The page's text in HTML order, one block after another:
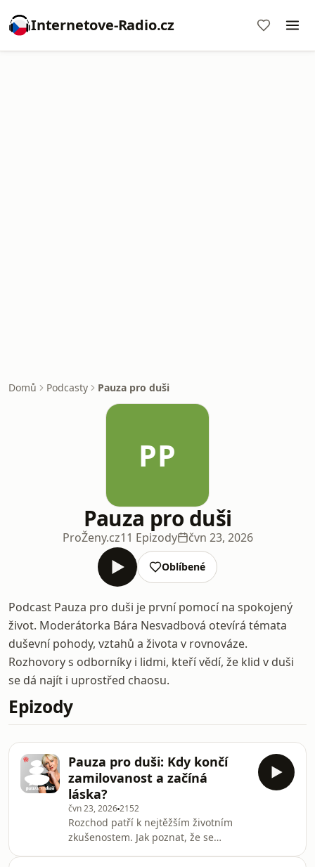
Internetove-Radio.cz
Domů Podcasty Pauza pro duši
PP
Pauza pro duši
ProŽeny.cz11 Epizody čvn 23, 2026
Oblíbené
Podcast Pauza pro duši je první pomocí na spokojený
život. Moderátorka Bára Nesvadbová otevírá témata
duševní pohody, vztahů a života v rovnováze.
Rozhovory s odborníky i lidmi, kteří vědí, že klid v duši
se dá najít i uprostřed chaosu.
Epizody
Pauza pro duši: Kdy končí
zamilovanost a začíná
láska?
čvn 23, 20262152
Rozchod patří k nejtěžším životním
zkušenostem. Jak poznat, že se